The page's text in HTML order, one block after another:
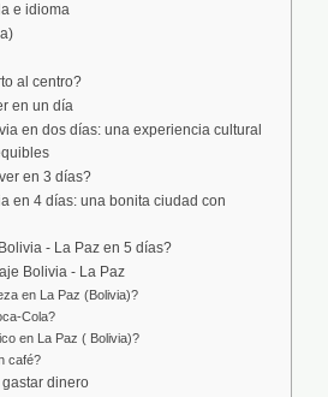
e idioma
al centro?
en un día
en dos días: una experiencia cultural
en 3 días?
en 4 días: una bonita ciudad con
- La Paz en 5 días?
Bolivia - La Paz
en La Paz (Bolivia)?
Cola?
en La Paz ( Bolivia)?
café?
dinero